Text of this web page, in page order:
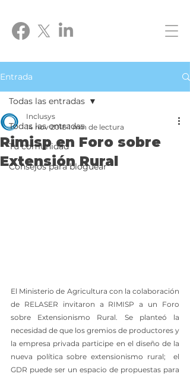
Entrada
Todas las entradas
Tu comunidad
Consejos para bloguear
Todas las entradas
Rimisp en Foro sobre
Extensión Rural
Inclusys
14 nov 2018 1 min de lectura
El Ministerio de Agricultura con la colaboración
de RELASER invitaron a RIMISP a un Foro
sobre Extensionismo Rural. Se planteó la
necesidad de que los gremios de productores y
la empresa privada participe en el diseño de la
nueva política sobre extensionismo rural;  el
GDR puede ser un espacio de propuestas para